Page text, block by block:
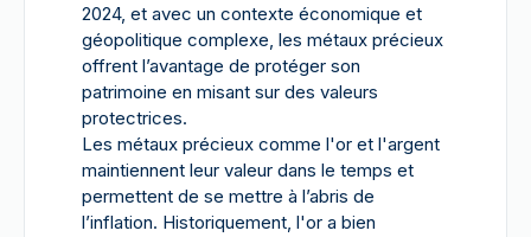
2024, et avec un contexte économique et
géopolitique complexe, les métaux précieux
offrent l’avantage de protéger son
patrimoine en misant sur des valeurs
protectrices.
Les métaux précieux comme l'or et l'argent
maintiennent leur valeur dans le temps et
permettent de se mettre à l’abris de
l’inflation. Historiquement, l'or a bien